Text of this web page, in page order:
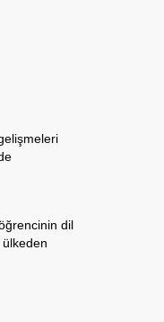
dil
ülkeden